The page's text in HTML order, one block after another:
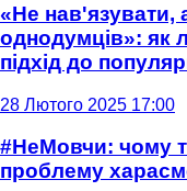
«Не нав'язувати,
однодумців»: як
підхід до
28 Лютого 2025 17:00
#НеМовчи: чому
проблему